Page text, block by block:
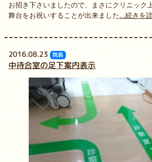
お招き下さいましたので、まさにクリニック
舞台をお祝いすることが出来ました...続きを
2016.08.23 院長
中待合室の足下案内表示